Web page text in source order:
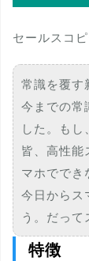
セールスコ
常識を覆す
今までの常
した。も
皆、高性能
マホででき
今日からス
う。だって
特徴